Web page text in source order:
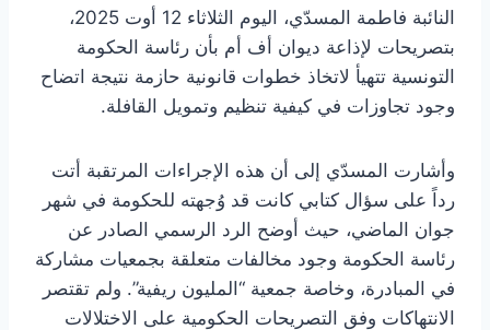
النائبة فاطمة المسدّي، اليوم الثلاثاء 12 أوت 2025،
بتصريحات لإذاعة ديوان أف أم بأن رئاسة الحكومة
التونسية تتهيأ لاتخاذ خطوات قانونية حازمة نتيجة اتضاح
وجود تجاوزات في كيفية تنظيم وتمويل القافلة.
وأشارت المسدّي إلى أن هذه الإجراءات المرتقبة أتت
رداً على سؤال كتابي كانت قد وُجهته للحكومة في شهر
جوان الماضي، حيث أوضح الرد الرسمي الصادر عن
رئاسة الحكومة وجود مخالفات متعلقة بجمعيات مشاركة
في المبادرة، وخاصة جمعية “المليون ريفية”. ولم تقتصر
الانتهاكات وفق التصريحات الحكومية على الاختلالات